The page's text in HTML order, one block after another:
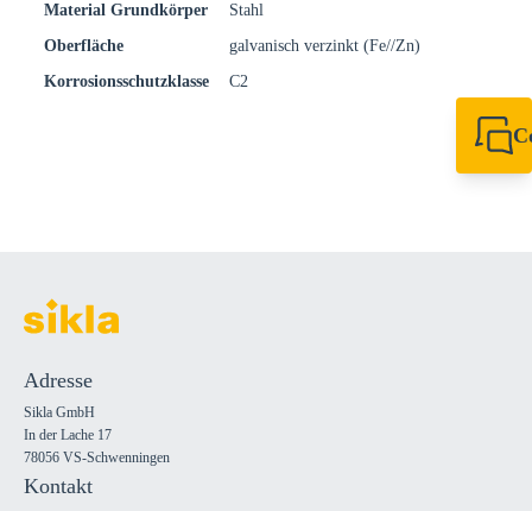
Material Grundkörper
Stahl
Oberfläche
galvanisch verzinkt (Fe//Zn)
Korrosionsschutzklasse
C2
Adresse
Sikla GmbH
In der Lache 17
78056 VS-Schwenningen
Kontakt